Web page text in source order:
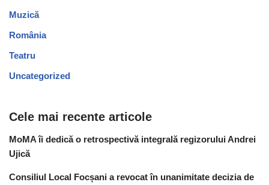
Muzică
România
Teatru
Uncategorized
Cele mai recente articole
MoMA îi dedică o retrospectivă integrală regizorului Andrei
Ujică
Consiliul Local Focșani a revocat în unanimitate decizia de